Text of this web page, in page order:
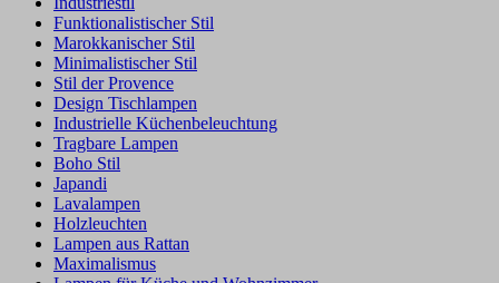
Funktionalistischer Stil
Marokkanischer Stil
Minimalistischer Stil
Stil der Provence
Design Tischlampen
Industrielle Küchenbeleuchtung
Tragbare Lampen
Boho Stil
Japandi
Lavalampen
Holzleuchten
Lampen aus Rattan
Maximalismus